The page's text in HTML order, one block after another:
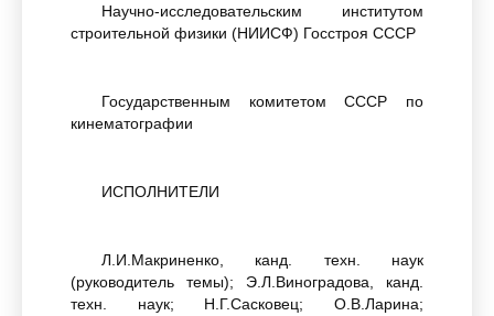
Научно-исследовательским институтом
строительной физики (НИИСФ) Госстроя СССР
Государственным комитетом СССР по
кинематографии
ИСПОЛНИТЕЛИ
Л.И.Макриненко, канд. техн. наук
(руководитель темы); Э.Л.Виноградова, канд.
техн. наук; Н.Г.Сасковец; О.В.Ларина;